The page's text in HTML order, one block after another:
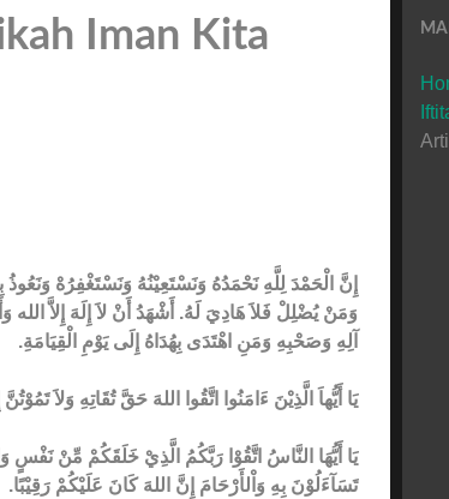
Iman Kita
إِنَّ الْحَمْدَ لِلَّهِ نَحْمَدُهُ وَنَسْتَعِيْنُهُ وَنَسْتَغْفِرُهْ
وَمَنْ يُضْلِلْ فَلاَ هَادِيَ لَهُ. أَشْهَدُ أَنْ لاَ إِلَهَ إِلاَّ
آلِهِ وَصَحْبِهِ وَمَنِ اهْتَدَى بِهُدَاهُ إِلَى يَوْمِ الْقِيَامَةِ.
يَا أَيُّهاَ الَّذِيْنَ ءَامَنُوا اتَّقُوا اللهَ حَقَّ تُقَاتِهِ وَلاَ
يَا أَيُّهَا النَّاسُ اتَّقُوْا رَبَّكُمُ الَّذِيْ خَلَقَكُمْ مِّنْ نَفْسٍ
تَسَآءَلُوْنَ بِهِ وَاْلأَرْحَامَ إِنَّ اللهَ كَانَ عَلَيْكُمْ رَقِيْبًا.